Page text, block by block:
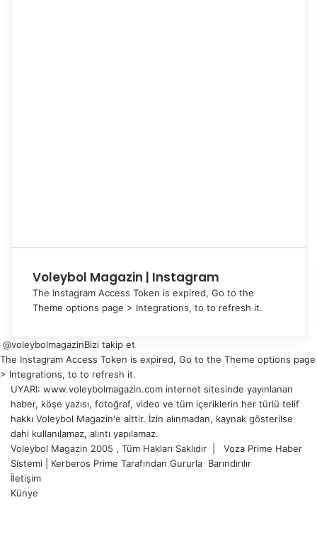
Voleybol Magazin | Instagram
The Instagram Access Token is expired, Go to the
Theme options page > Integrations, to to refresh it.
@voleybolmagazinBizi takip et
The Instagram Access Token is expired, Go to the Theme options page
> Integrations, to to refresh it.
UYARI: www.voleybolmagazin.com internet sitesinde yayınlanan
haber, köşe yazısı, fotoğraf, video ve tüm içeriklerin her türlü telif
hakkı Voleybol Magazin'e aittir. İzin alınmadan, kaynak gösterilse
dahi kullanılamaz, alıntı yapılamaz.
Voleybol Magazin 2005 , Tüm Hakları Saklıdır | Voza Prime Haber
Sistemi
Kerberos Prime Tarafından Gururla Barındırılır
İletişim
Künye